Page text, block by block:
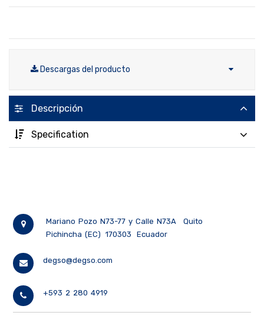
Descargas del producto
Descripción
Specification
Mariano Pozo N73-77 y Calle N73A
Quito
Pichincha (EC)
170303 Ecuador
degso@degso.com
+593 2 280 4919